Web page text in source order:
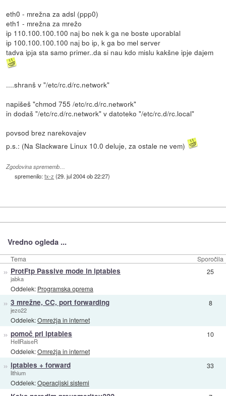
eth0 - mrežna za adsl (ppp0)
eth1 - mrežna za mrežo
ip 110.100.100.100 naj bo nek k ga ne boste uporablal
ip 100.100.100.100 naj bo ip, k ga bo mel server
tadva ipja sta samo primer..da si nau kdo mislu kakšne ipje dajem
....shranš v "/etc/rc.d/rc.network"
napišeš "chmod 755 /etc/rc.d/rc.network"
in dodaš "/etc/rc.d/rc.network" v datoteko "/etc/rc.d/rc.local"
povsod brez narekovajev
p.s.: (Na Slackware Linux 10.0 deluje, za ostale ne vem)
Zgodovina sprememb…
spremenilo:tx-z (29. jul 2004 ob 22:27)
Vredno ogleda ...
Tema Sporočila
» ProtFtp Passive mode in iptables
jabka
Oddelek: Programska oprema
25
» 3 mrežne, CC, port forwarding
jezo22
Oddelek:Omrežja in internet
8
» pomoč pri iptables
HellRaiseR
Oddelek:Omrežja in internet
10
» iptables + forward
lithium
Oddelek:Operacijski sistemi
33